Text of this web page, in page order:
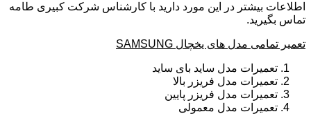
اطلاعات بیشتر در این مورد دارید با کارشناس شرکت کبیری طامه
تماس بگیرید.
تعمیر تمامی مدل های یخچال SAMSUNG
تعمیرات مدل ساید بای ساید
تعمیرات مدل فریزر بالا
تعمیرات مدل فریزر پایین
تعمیرات مدل معمولی